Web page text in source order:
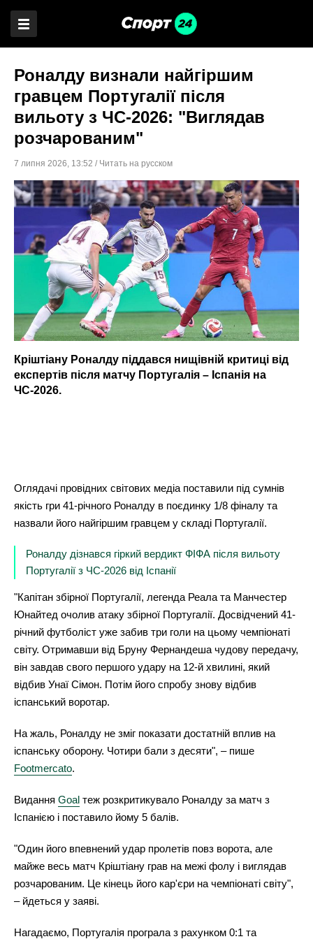
Роналду визнали найгіршим
гравцем Португалії після
вильоту з ЧС-2026: "Виглядав
розчарованим"
7 липня 2026, 13:52 / Читать на русском
Кріштіану Роналду піддався нищівній критиці від
експертів після матчу Португалія – Іспанія на
ЧС-2026.
Оглядачі провідних світових медіа поставили під сумнів
якість гри 41-річного Роналду в поєдинку 1/8 фіналу та
назвали його найгіршим гравцем у складі Португалії.
Роналду дізнався гіркий вердикт ФІФА після вильоту
Португалії з ЧС-2026 від Іспанії
"Капітан збірної Португалії, легенда Реала та Манчестер
Юнайтед очолив атаку збірної Португалії. Досвідчений 41-
річний футболіст уже забив три голи на цьому чемпіонаті
світу. Отримавши від Бруну Фернандеша чудову передачу,
він завдав свого першого удару на 12-й хвилині, який
відбив Унаї Сімон. Потім його спробу знову відбив
іспанський воротар.
На жаль, Роналду не зміг показати достатній вплив на
іспанську оборону. Чотири бали з десяти", – пише
Footmercato.
Видання Goal теж розкритикувало Роналду за матч з
Іспанією і поставило йому 5 балів.
"Один його впевнений удар пролетів повз ворота, але
майже весь матч Кріштіану грав на межі фолу і виглядав
розчарованим. Це кінець його кар'єри на чемпіонаті світу",
– йдеться у заяві.
Нагадаємо, Португалія програла з рахунком 0:1 та